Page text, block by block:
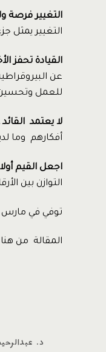
التغيير فرصة
التغيير يمثل
القيادة تحفز
عن
للعمل وتحسين
لا يعتمد
أفكارهم وما
اجعل القيم
التوازن بين
توفي في مارس 2020 عن عمر يناهز 84 عاما. لقب جاك ويلش بمدير القرن العشرين.
المقالة من هنا
د.